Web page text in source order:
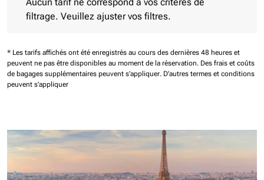
Aucun tarif ne correspond à vos critères de
filtrage. Veuillez ajuster vos filtres.
* Les tarifs affichés ont été enregistrés au cours des dernières 48 heures et
peuvent ne pas être disponibles au moment de la réservation. Des frais et coûts
de bagages supplémentaires peuvent s'appliquer. D'autres termes et conditions
peuvent s'appliquer